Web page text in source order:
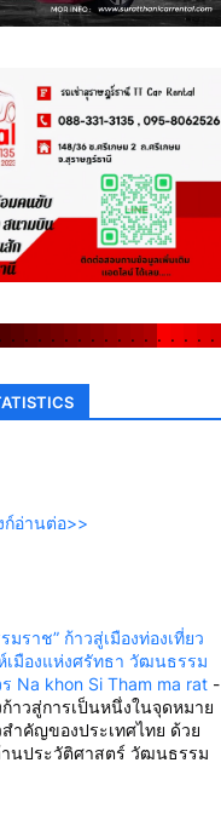
. . . . . . . . . . . . . . . . .
ก์อ่านต่อ>>
ราช” ก้าวสู่เมืองท่องเที่ยว
มืองแห่งศรัทธา วัฒนธรรม
Na khon Si Tham ma rat -
าวสู่การเป็นหนึ่งในจุดหมาย
ำคัญของประเทศไทย ด้วย
นประวัติศาสตร์ วัฒนธรรม